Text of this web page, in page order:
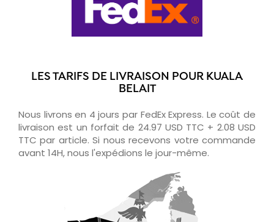
LES TARIFS DE LIVRAISON POUR KUALA
BELAIT
Nous livrons en 4 jours par FedEx Express. Le coût de
livraison est un forfait de 24.97 USD TTC + 2.08 USD
TTC par article. Si nous recevons votre commande
avant 14H, nous l'expédions le jour-même.